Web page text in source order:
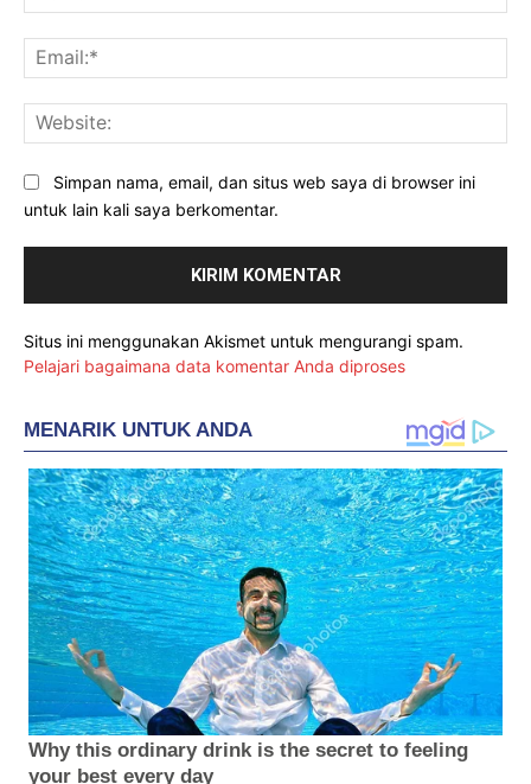
Simpan nama, email, dan situs web saya di browser ini
untuk lain kali saya berkomentar.
Situs ini menggunakan Akismet untuk mengurangi spam.
Pelajari bagaimana data komentar Anda diproses